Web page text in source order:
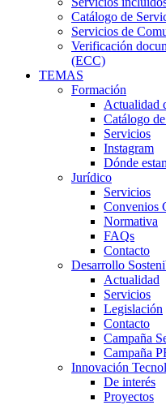
Catálogo de
Servicios de
Verificación
(ECC)
TEMAS
Formación
Actualidad
Catálogo
Servicios
Instagram
Dónde
Jurídico
Servicios
Convenios
Normativa
FAQs
Contacto
Desarrollo
Actualidad
Servicios
Legislación
Contacto
Campaña
Campaña
Innovación
De interés
Proyectos